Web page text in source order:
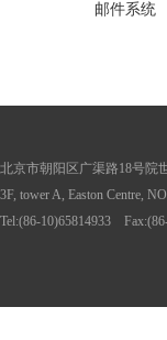
邮件系统
北京市朝阳区广渠路18号院
3F, tower A, Easton Centre,
Tel:(86-10)65814933